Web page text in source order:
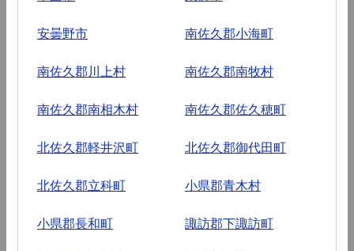
安曇野市 南佐久郡小海町
南佐久郡川上村 南佐久郡南牧村
南佐久郡南相木村 南佐久郡佐久穂町
北佐久郡軽井沢町 北佐久郡御代田町
北佐久郡立科町 小県郡青木村
小県郡長和町 諏訪郡下諏訪町